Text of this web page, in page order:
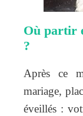
Où partir
?
Après ce
mariage,
éveillés :